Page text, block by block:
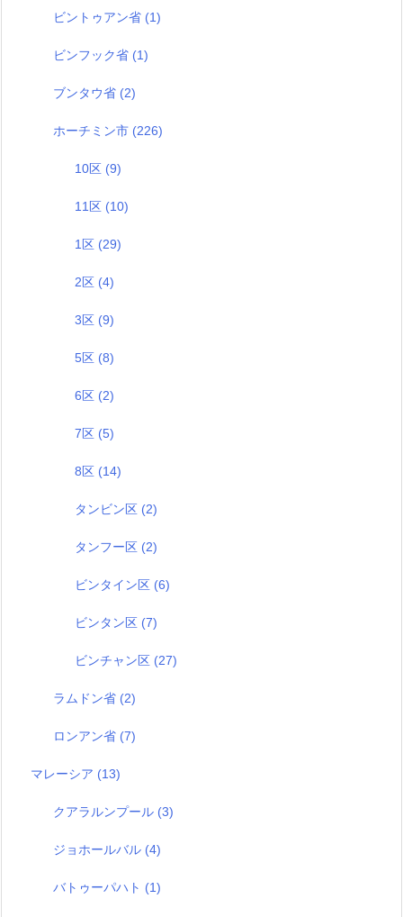
ビントゥアン省 (1)
ビンフック省 (1)
ブンタウ省 (2)
ホーチミン市 (226)
10区 (9)
11区 (10)
1区 (29)
2区 (4)
3区 (9)
5区 (8)
6区 (2)
7区 (5)
8区 (14)
タンビン区 (2)
タンフー区 (2)
ビンタイン区 (6)
ビンタン区 (7)
ビンチャン区 (27)
ラムドン省 (2)
ロンアン省 (7)
マレーシア (13)
クアラルンプール (3)
ジョホールバル (4)
バトゥーパハト (1)